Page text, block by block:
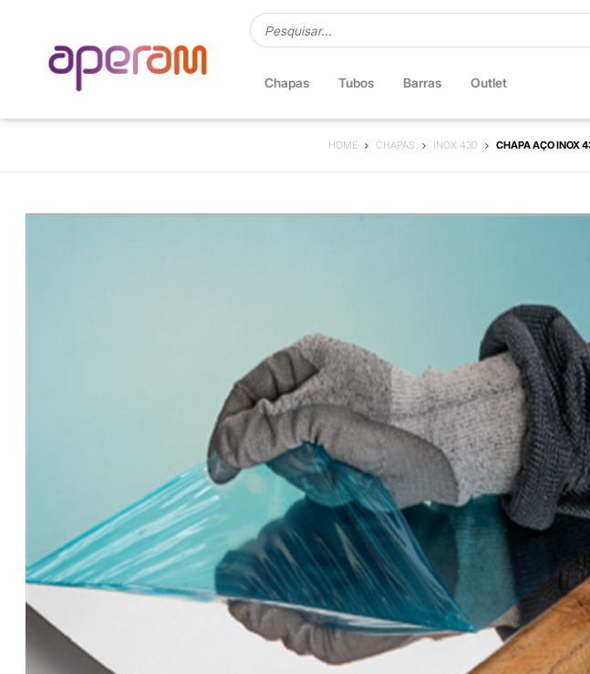
Chapas Tubos Barras Outlet
HOME CHAPAS INOX 430 CHAPA AÇO INOX